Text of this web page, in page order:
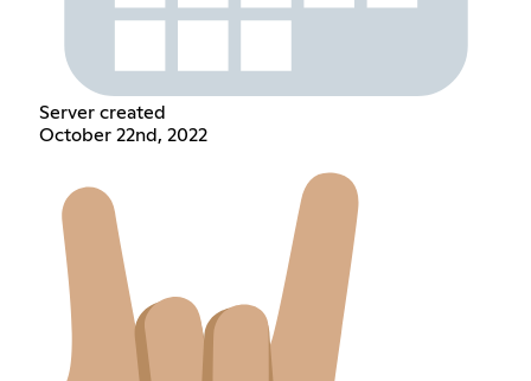
Server created
October 22nd, 2022